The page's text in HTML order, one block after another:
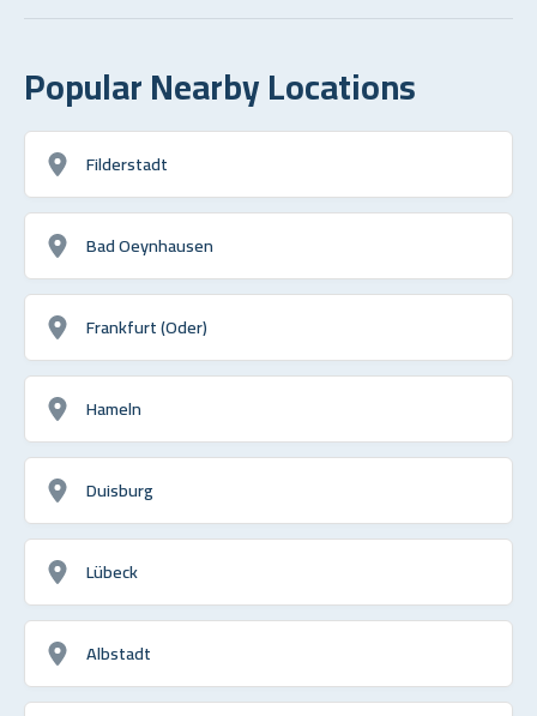
Popular Nearby Locations
Filderstadt
Bad Oeynhausen
Frankfurt (Oder)
Hameln
Duisburg
Lübeck
Albstadt